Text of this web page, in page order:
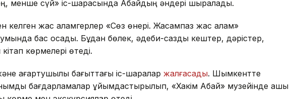
менше сүй» іс-шарасында Абайдың әндері шырқалады.
келген жас қаламгерлер «Сөз өнері. Жасампаз жас қалам»
бас қосады. Бұдан бөлек, әдеби-сазды кештер, дәрістер,
көрмелері өтеді.
ағартушылық бағыттағы іс-шаралар жалғасады. Шымкентте
бағдарламалар ұйымдастырылып, «Хакім Абай» музейінде ашық